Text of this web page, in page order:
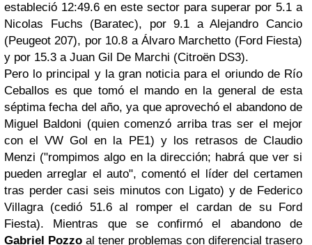
estableció 12:49.6 en este sector para superar por 5.1 a
Nicolas Fuchs (Baratec), por 9.1 a Alejandro Cancio
(Peugeot 207), por 10.8 a Álvaro Marchetto (Ford Fiesta)
y por 15.3 a Juan Gil De Marchi (Citroën DS3).
Pero lo principal y la gran noticia para el oriundo de Río
Ceballos es que tomó el mando en la general de esta
séptima fecha del año, ya que aprovechó el abandono de
Miguel Baldoni (quien comenzó arriba tras ser el mejor
con el VW Gol en la PE1) y los retrasos de Claudio
Menzi ("rompimos algo en la dirección; habrá que ver si
pueden arreglar el auto", comentó el líder del certamen
tras perder casi seis minutos con Ligato) y de Federico
Villagra (cedió 51.6 al romper el cardan de su Ford
Fiesta). Mientras que se confirmó el abandono de
Gabriel Pozzo al tener problemas con diferencial trasero